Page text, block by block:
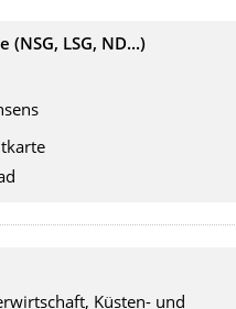
LSG, ND...)
Küsten- und